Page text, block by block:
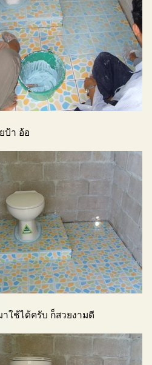
ป้า อ้อ
ใช้ได้ครับ ก็สวยงามดี